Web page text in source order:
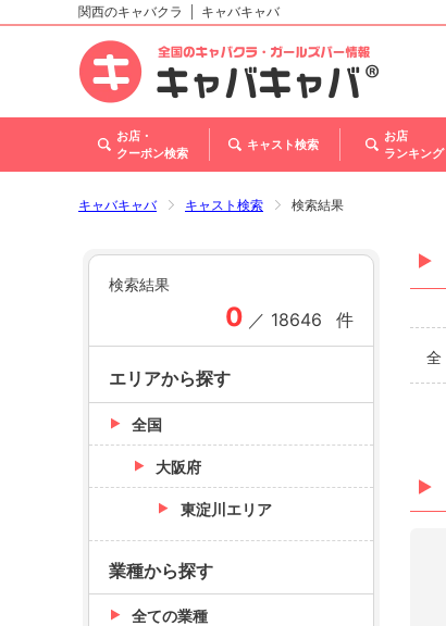
北海道
東北
甲信越・北陸
関西
関西のキャバクラ キャバキャバ
お店・
クーポン検索
キャスト検索
お店
ランキング
キャバキャバ キャスト検索 検索結果
全
検索結果
0 ／ 18646 件
エリアから探す
全国
大阪府
東淀川エリア
業種から探す
全ての業種